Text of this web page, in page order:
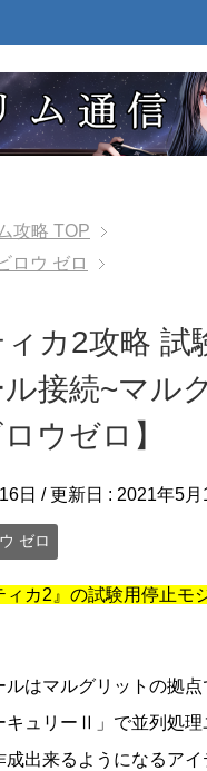
攻略 TOP
ロウ ゼロ
カ2攻略 試
接続~マル
ウゼロ】
日 / 更新日 : 2021年5月
ゼロ
ィカ2』の試験用停止モ
はマルグリットの拠点
キュリーⅡ」で並列処理
出来るようになるアイ